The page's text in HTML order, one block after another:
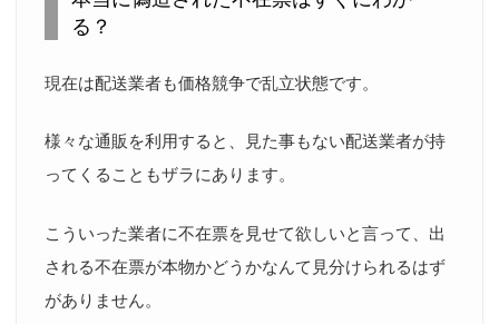
る？
現在は配送業者も価格競争で乱立状態です。
様々な通販を利用すると、見た事もない配送業者が持
ってくることもザラにあります。
こういった業者に不在票を見せて欲しいと言って、出
される不在票が本物かどうかなんて見分けられるはず
がありません。